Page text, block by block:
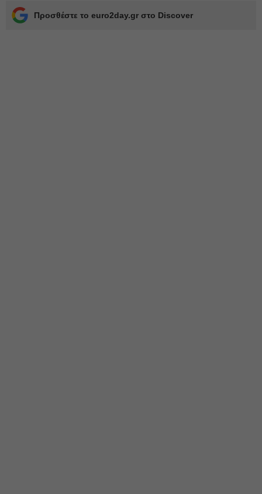
Προσθέστε το euro2day.gr στο Discover